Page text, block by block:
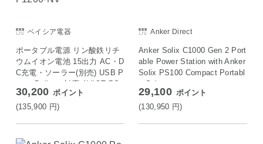
ベイシア電器
ポータブル電源 リン酸鉄リチ
ウムイオン電池 15出力 AC・D
C充電・ソーラー(別売) USB P
ower Delivery対応 AVIOT PS-
F1200-NV
30,200 ポイント
(135,900 円)
Anker Direct
Anker Solix C1000 Gen 2 Port
able Power Station with Anker
Solix PS100 Compact Portabl
e Solar
29,100 ポイント
(130,950 円)